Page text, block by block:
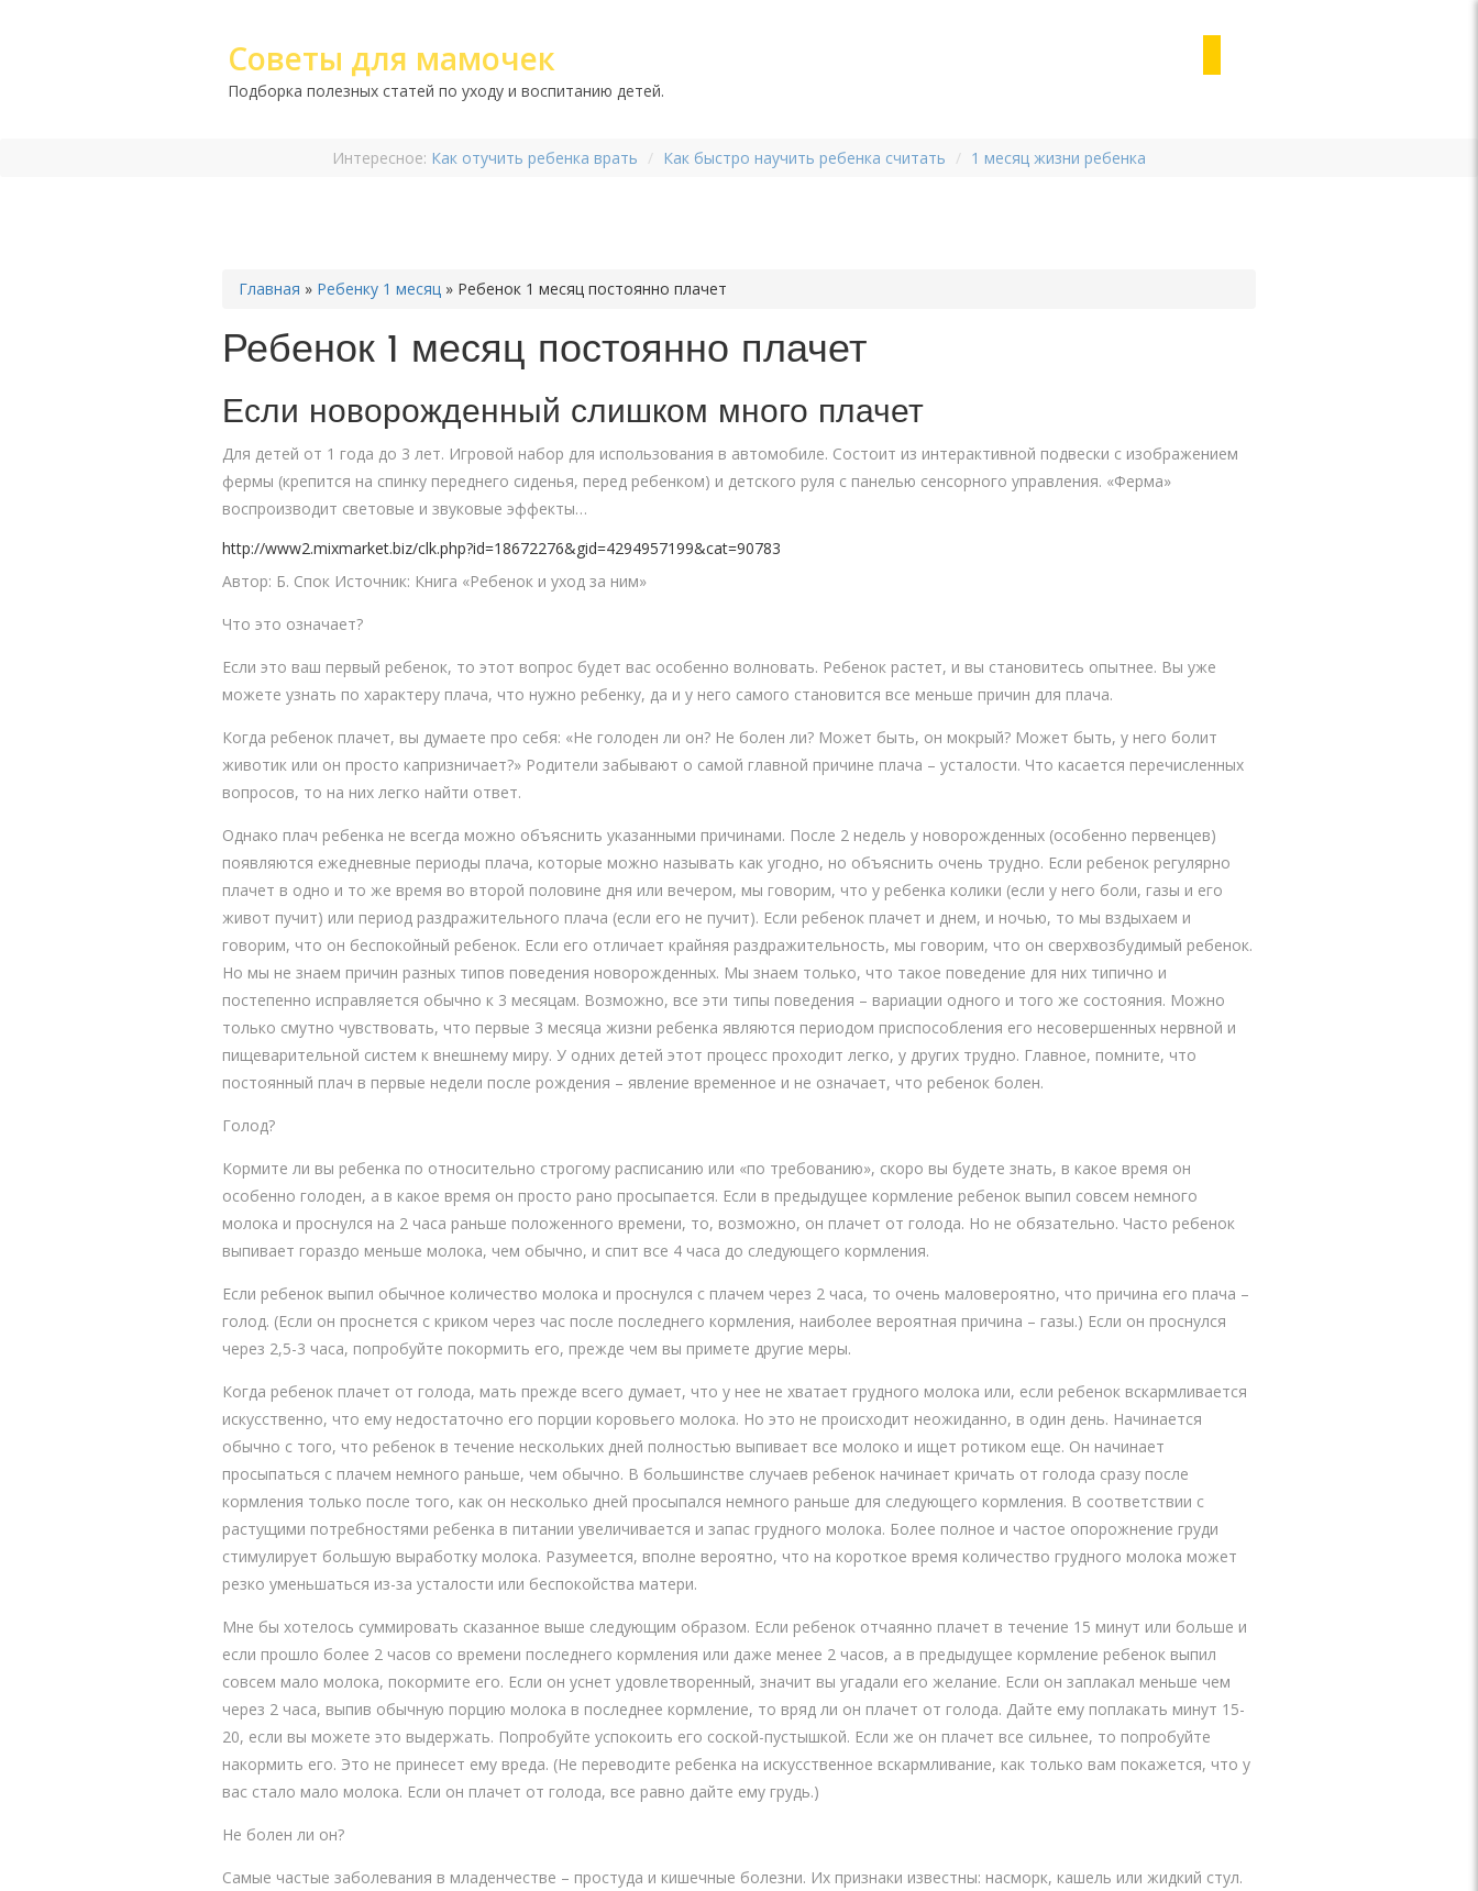
Советы для мамочек
Подборка полезных статей по уходу и воспитанию детей.
Интересное: Как отучить ребенка врать Как быстро научить ребенка считать 1 месяц жизни ребенка
Главная » Ребенку 1 месяц » Ребенок 1 месяц постоянно плачет
Ребенок 1 месяц постоянно плачет
Если новорожденный слишком много плачет
Для детей от 1 года до 3 лет.­ Игровой набор для использования в автомобиле.­ Состоит из интерактивной подвески с изображением
фермы (крепится на спинку переднего сиденья,­ перед ребенком) и детского руля с панелью сенсорного управления.­ «Ферма»
воспроизводит световые и звуковые эффекты…
http://www2.mixmarket.biz/clk.php?id=18672276&gid=4294957199&cat=90783
Автор: Б. Спок Источник: Книга «Ребенок и уход за ним»
Что это означает?
Если это ваш первый ребенок, то этот вопрос будет вас особенно волновать. Ребенок растет, и вы становитесь опытнее. Вы уже
можете узнать по характеру плача, что нужно ребенку, да и у него самого становится все меньше причин для плача.
Когда ребенок плачет, вы думаете про себя: «Не голоден ли он? Не болен ли? Может быть, он мокрый? Может быть, у него болит
животик или он просто капризничает?» Родители забывают о самой главной причине плача – усталости. Что касается перечисленных
вопросов, то на них легко найти ответ.
Однако плач ребенка не всегда можно объяснить указанными причинами. После 2 недель у новорожденных (особенно первенцев)
появляются ежедневные периоды плача, которые можно называть как угодно, но объяснить очень трудно. Если ребенок регулярно
плачет в одно и то же время во второй половине дня или вечером, мы говорим, что у ребенка колики (если у него боли, газы и его
живот пучит) или период раздражительного плача (если его не пучит). Если ребенок плачет и днем, и ночью, то мы вздыхаем и
говорим, что он беспокойный ребенок. Если его отличает крайняя раздражительность, мы говорим, что он сверхвозбудимый ребенок.
Но мы не знаем причин разных типов поведения новорожденных. Мы знаем только, что такое поведение для них типично и
постепенно исправляется обычно к 3 месяцам. Возможно, все эти типы поведения – вариации одного и того же состояния. Можно
только смутно чувствовать, что первые 3 месяца жизни ребенка являются периодом приспособления его несовершенных нервной и
пищеварительной систем к внешнему миру. У одних детей этот процесс проходит легко, у других трудно. Главное, помните, что
постоянный плач в первые недели после рождения – явление временное и не означает, что ребенок болен.
Голод?
Кормите ли вы ребенка по относительно строгому расписанию или «по требованию», скоро вы будете знать, в какое время он
особенно голоден, а в какое время он просто рано просыпается. Если в предыдущее кормление ребенок выпил совсем немного
молока и проснулся на 2 часа раньше положенного времени, то, возможно, он плачет от голода. Но не обязательно. Часто ребенок
выпивает гораздо меньше молока, чем обычно, и спит все 4 часа до следующего кормления.
Если ребенок выпил обычное количество молока и проснулся с плачем через 2 часа, то очень маловероятно, что причина его плача –
голод. (Если он проснется с криком через час после последнего кормления, наиболее вероятная причина – газы.) Если он проснулся
через 2,5-3 часа, попробуйте покормить его, прежде чем вы примете другие меры.
Когда ребенок плачет от голода, мать прежде всего думает, что у нее не хватает грудного молока или, если ребенок вскармливается
искусственно, что ему недостаточно его порции коровьего молока. Но это не происходит неожиданно, в один день. Начинается
обычно с того, что ребенок в течение нескольких дней полностью выпивает все молоко и ищет ротиком еще. Он начинает
просыпаться с плачем немного раньше, чем обычно. В большинстве случаев ребенок начинает кричать от голода сразу после
кормления только после того, как он несколько дней просыпался немного раньше для следующего кормления. В соответствии с
растущими потребностями ребенка в питании увеличивается и запас грудного молока. Более полное и частое опорожнение груди
стимулирует большую выработку молока. Разумеется, вполне вероятно, что на короткое время количество грудного молока может
резко уменьшаться из-за усталости или беспокойства матери.
Мне бы хотелось суммировать сказанное выше следующим образом. Если ребенок отчаянно плачет в течение 15 минут или больше и
если прошло более 2 часов со времени последнего кормления или даже менее 2 часов, а в предыдущее кормление ребенок выпил
совсем мало молока, покормите его. Если он уснет удовлетворенный, значит вы угадали его желание. Если он заплакал меньше чем
через 2 часа, выпив обычную порцию молока в последнее кормление, то вряд ли он плачет от голода. Дайте ему поплакать минут 15-
20, если вы можете это выдержать. Попробуйте успокоить его соской-пустышкой. Если же он плачет все сильнее, то попробуйте
накормить его. Это не принесет ему вреда. (Не переводите ребенка на искусственное вскармливание, как только вам покажется, что у
вас стало мало молока. Если он плачет от голода, все равно дайте ему грудь.)
Не болен ли он?
Самые частые заболевания в младенчестве – простуда и кишечные болезни. Их признаки известны: насморк, кашель или жидкий стул.